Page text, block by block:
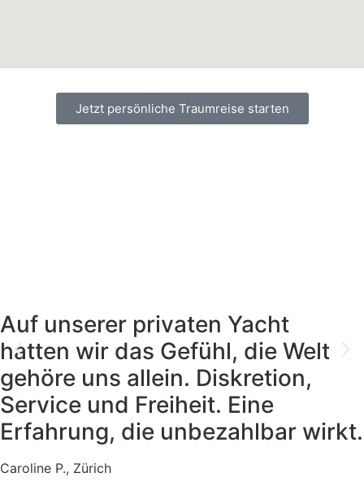
Jetzt persönliche Traumreise starten
Auf unserer privaten Yacht
hatten wir das Gefühl, die Welt
gehöre uns allein. Diskretion,
Service und Freiheit. Eine
Erfahrung, die unbezahlbar wirkt.
Caroline P., Zürich